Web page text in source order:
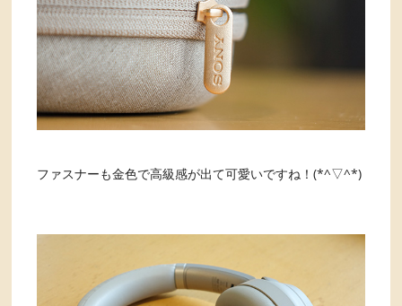
ファスナーも金色で高級感が出て可愛いですね！(*^▽^*)